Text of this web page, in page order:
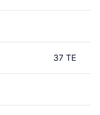
37 TE